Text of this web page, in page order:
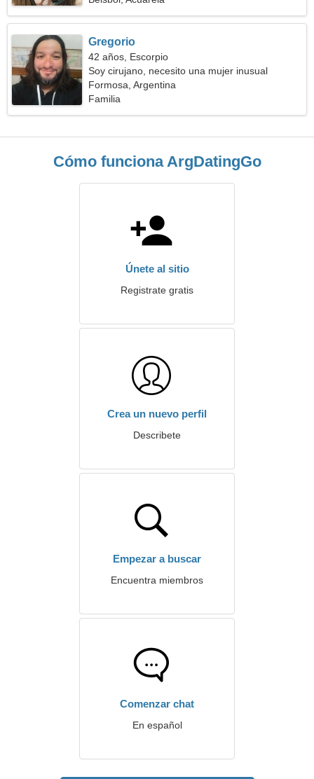
Gregorio
42 años, Escorpio
Soy cirujano, necesito una mujer inusual
Formosa, Argentina
Familia
Cómo funciona ArgDatingGo
Únete al sitio
Registrate gratis
Crea un nuevo perfil
Describete
Empezar a buscar
Encuentra miembros
Comenzar chat
En español